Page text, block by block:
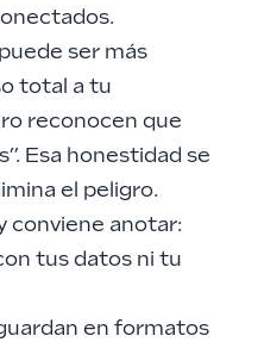
ser más
total a tu
reconocen que
Esa honestidad se
el peligro.
conviene anotar:
tus datos ni tu
en formatos